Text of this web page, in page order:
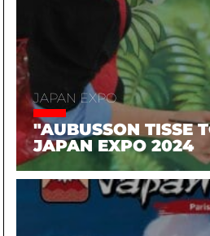
JAPAN EXPO
"AUBUSSON TISSE
JAPAN EXPO 2024